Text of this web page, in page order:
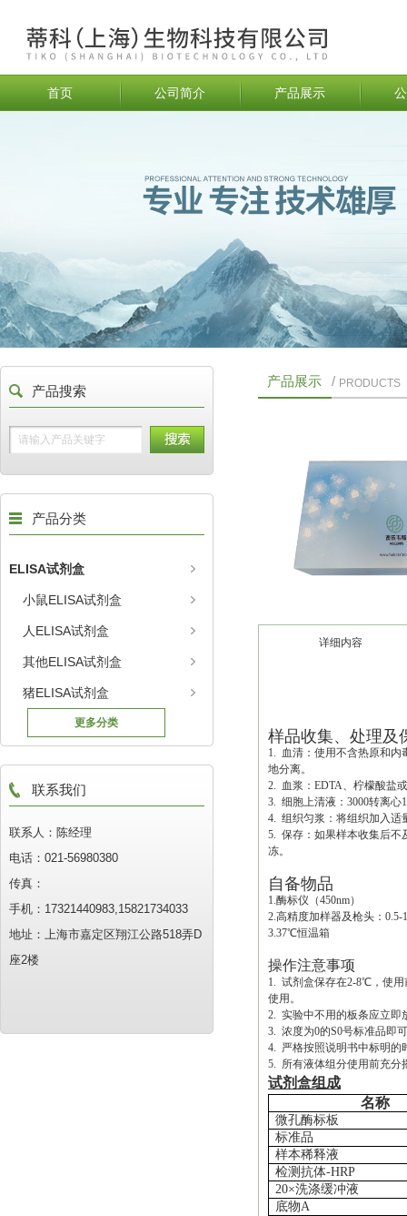
首页 公司简介 产品展示
产品搜索
产品分类
ELISA试剂盒
小鼠ELISA试剂盒
人ELISA试剂盒
其他ELISA试剂盒
猪ELISA试剂盒
更多分类
联系我们
联系人：陈经理
电话：021-56980380
传真：
手机：17321440983,15821734033
地址：上海市嘉定区翔江公路518弄D
座2楼
产品展示 / PRODUCTS
详细内容
样品收集、处理及
1. 血清：使用不含热原和内
地分离。
2. 血浆：EDTA、柠檬酸盐
3. 细胞上清液：3000转离心
4. 组织匀浆：将组织加入适
5. 保存：如果样本收集后不
冻。
自备物品
1.酶标仪（450nm）
2.高精度加样器及枪头：0.5-
3.37℃恒温箱
操作注意事项
1. 试剂盒保存在2-8℃，使用
使用。
2. 实验中不用的板条应立即
3. 浓度为0的S0号标准品即
4. 严格按照说明书中标明的
5. 所有液体组分使用前充分
试剂盒组成
名称
微孔酶标板
标准品
样本稀释液
检测抗体-HRP
20×洗涤缓冲液
底物A